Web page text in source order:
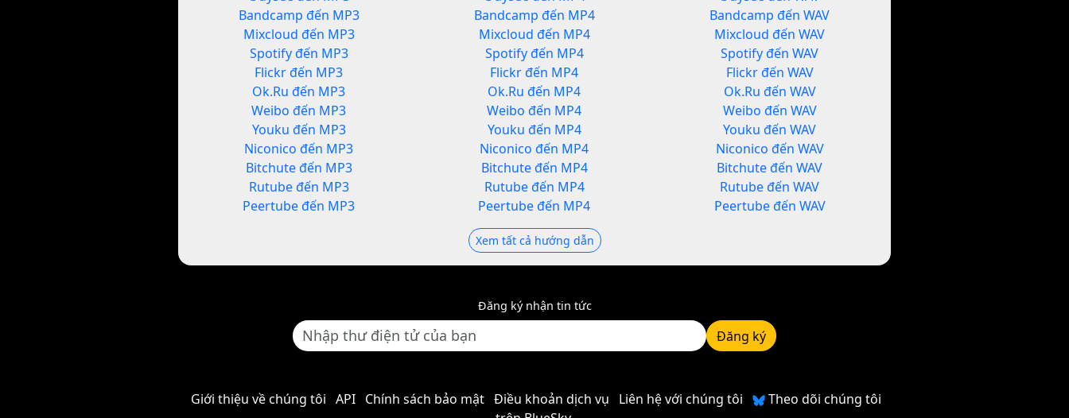
Bandcamp đến MP3
Mixcloud đến MP3
Spotify đến MP3
Flickr đến MP3
Ok.Ru đến MP3
Weibo đến MP3
Youku đến MP3
Niconico đến MP3
Bitchute đến MP3
Rutube đến MP3
Peertube đến MP3
Bandcamp đến MP4
Mixcloud đến MP4
Spotify đến MP4
Flickr đến MP4
Ok.Ru đến MP4
Weibo đến MP4
Youku đến MP4
Niconico đến MP4
Bitchute đến MP4
Rutube đến MP4
Peertube đến MP4
Bandcamp đến WAV
Mixcloud đến WAV
Spotify đến WAV
Flickr đến WAV
Ok.Ru đến WAV
Weibo đến WAV
Youku đến WAV
Niconico đến WAV
Bitchute đến WAV
Rutube đến WAV
Peertube đến WAV
Xem tất cả hướng dẫn
Đăng ký nhận tin tức
Đăng ký
Giới thiệu về chúng tôi API Chính sách bảo mật Điều khoản dịch vụ Liên hệ với chúng tôi
Theo dõi chúng tôi